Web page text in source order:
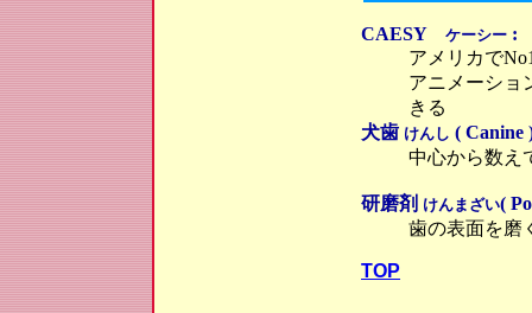
CAESY ケーシー :
アメリカで
アニメーショ
きる
犬歯 けんし ( Canine
中心から数え
研磨剤 けんまざい(
歯の表面を磨
TOP